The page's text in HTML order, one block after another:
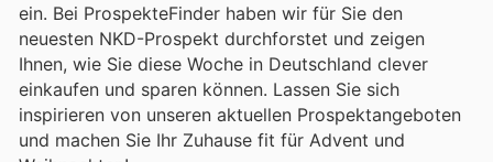
ein. Bei ProspekteFinder haben wir für Sie den
neuesten NKD-Prospekt durchforstet und zeigen
Ihnen, wie Sie diese Woche in Deutschland clever
einkaufen und sparen können. Lassen Sie sich
inspirieren von unseren aktuellen Prospektangeboten
und machen Sie Ihr Zuhause fit für Advent und